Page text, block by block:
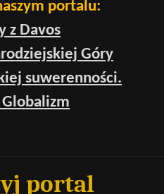
portalu:
z Davos
Góry
suwerenności.
Globalizm
portal